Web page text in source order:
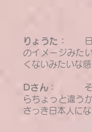
りょうた：
のイメージみた
くないみたいな
Dさん：
らちょっと違う
さっき日本人に